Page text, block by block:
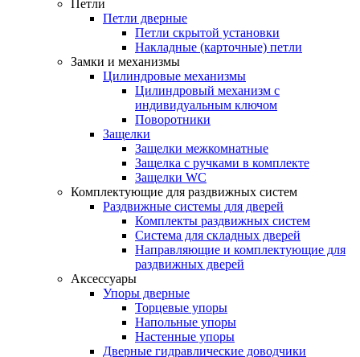
Петли
Петли дверные
Петли скрытой установки
Накладные (карточные) петли
Замки и механизмы
Цилиндровые механизмы
Цилиндровый механизм с
индивидуальным ключом
Поворотники
Защелки
Защелки межкомнатные
Защелка с ручками в комплекте
Защелки WC
Комплектующие для раздвижных систем
Раздвижные системы для дверей
Комплекты раздвижных систем
Система для складных дверей
Направляющие и комплектующие для
раздвижных дверей
Аксессуары
Упоры дверные
Торцевые упоры
Напольные упоры
Настенные упоры
Дверные гидравлические доводчики